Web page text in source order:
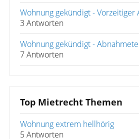
Wohnung gekündigt - Vorzeitiger
3 Antworten
Wohnung gekündigt -
7 Antworten
Top Mietrecht Themen
Wohnung extrem hellhörig
5 Antworten